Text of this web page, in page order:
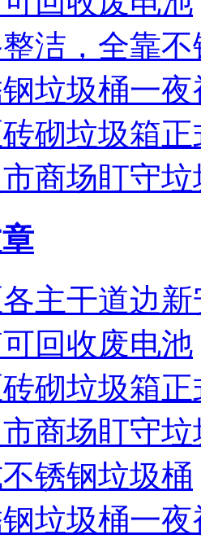
洁，全靠
垃圾桶一
砌垃圾箱
商场盯守垃
主干道边
回收废电池
砌垃圾箱
商场盯守垃
锈钢垃圾桶
垃圾桶一